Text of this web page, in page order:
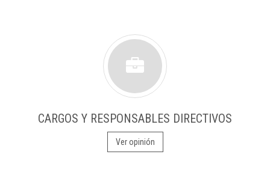
CARGOS Y RESPONSABLES DIRECTIVOS
Ver opinión